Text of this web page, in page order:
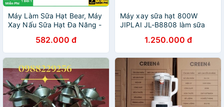
Máy Làm Sữa Hạt Bear, Máy
Xay Nấu Sữa Hạt Đa Năng -
- Bear PBJ-B06W1 - Bảo
Hành 2 Năm
582.000 đ
Máy xay sữa hạt 800W
JIPLAI JL-B8808 làm sữa
cốc, cháo dinh dưỡng, xay
hạt - Kila
1.250.000 đ